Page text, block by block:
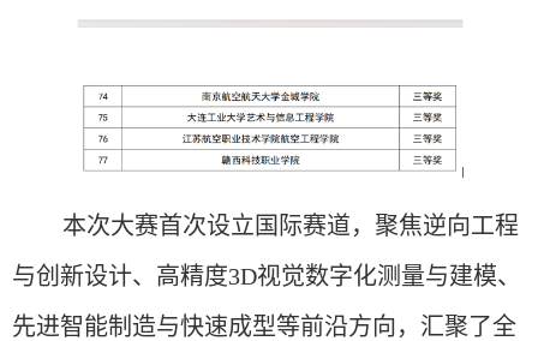
本次大赛首次设立国际赛道，聚焦逆向工程
与创新设计、高精度3D视觉数字化测量与建模、
先进智能制造与快速成型等前沿方向，汇聚了全